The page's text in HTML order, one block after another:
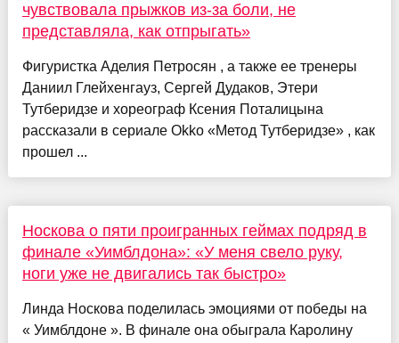
чувствовала прыжков из-за боли, не
представляла, как отпрыгать»
Фигуристка Аделия Петросян , а также ее тренеры
Даниил Глейхенгауз, Сергей Дудаков, Этери
Тутберидзе и хореограф Ксения Поталицына
рассказали в сериале Okko «Метод Тутберидзе» , как
прошел ...
Носкова о пяти проигранных геймах подряд в
финале «Уимблдона»: «У меня свело руку,
ноги уже не двигались так быстро»
Линда Носкова поделилась эмоциями от победы на
« Уимблдоне ». В финале она обыграла Каролину